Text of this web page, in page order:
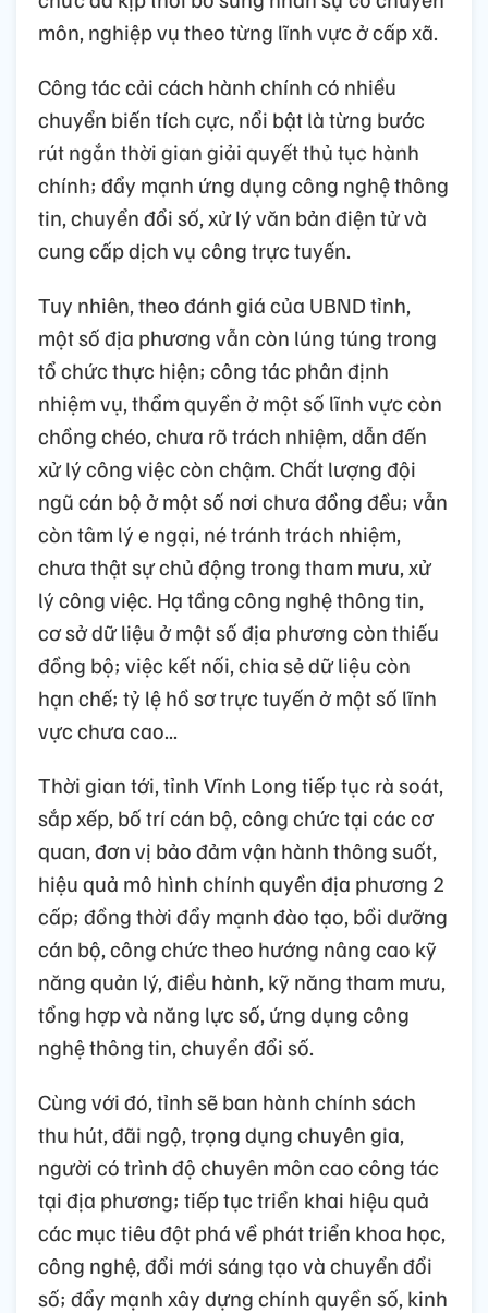
môn, nghiệp vụ theo từng lĩnh vực ở cấp xã.
Công tác cải cách hành chính có nhiều
chuyển biến tích cực, nổi bật là từng bước
rút ngắn thời gian giải quyết thủ tục hành
chính; đẩy mạnh ứng dụng công nghệ thông
tin, chuyển đổi số, xử lý văn bản điện tử và
cung cấp dịch vụ công trực tuyến.
Tuy nhiên, theo đánh giá của UBND tỉnh,
một số địa phương vẫn còn lúng túng trong
tổ chức thực hiện; công tác phân định
nhiệm vụ, thẩm quyền ở một số lĩnh vực còn
chồng chéo, chưa rõ trách nhiệm, dẫn đến
xử lý công việc còn chậm. Chất lượng đội
ngũ cán bộ ở một số nơi chưa đồng đều; vẫn
còn tâm lý e ngại, né tránh trách nhiệm,
chưa thật sự chủ động trong tham mưu, xử
lý công việc. Hạ tầng công nghệ thông tin,
cơ sở dữ liệu ở một số địa phương còn thiếu
đồng bộ; việc kết nối, chia sẻ dữ liệu còn
hạn chế; tỷ lệ hồ sơ trực tuyến ở một số lĩnh
vực chưa cao...
Thời gian tới, tỉnh Vĩnh Long tiếp tục rà soát,
sắp xếp, bố trí cán bộ, công chức tại các cơ
quan, đơn vị bảo đảm vận hành thông suốt,
hiệu quả mô hình chính quyền địa phương 2
cấp; đồng thời đẩy mạnh đào tạo, bồi dưỡng
cán bộ, công chức theo hướng nâng cao kỹ
năng quản lý, điều hành, kỹ năng tham mưu,
tổng hợp và năng lực số, ứng dụng công
nghệ thông tin, chuyển đổi số.
Cùng với đó, tỉnh sẽ ban hành chính sách
thu hút, đãi ngộ, trọng dụng chuyên gia,
người có trình độ chuyên môn cao công tác
tại địa phương; tiếp tục triển khai hiệu quả
các mục tiêu đột phá về phát triển khoa học,
công nghệ, đổi mới sáng tạo và chuyển đổi
số; đẩy mạnh xây dựng chính quyền số, kinh